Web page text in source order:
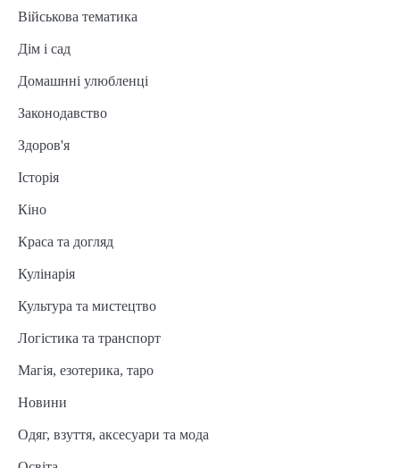
Військова тематика
Дім і сад
Домашнні улюбленці
Законодавство
Здоров'я
Історія
Кіно
Краса та догляд
Кулінарія
Культура та мистецтво
Логістика та транспорт
Магія, езотерика, таро
Новини
Одяг, взуття, аксесуари та мода